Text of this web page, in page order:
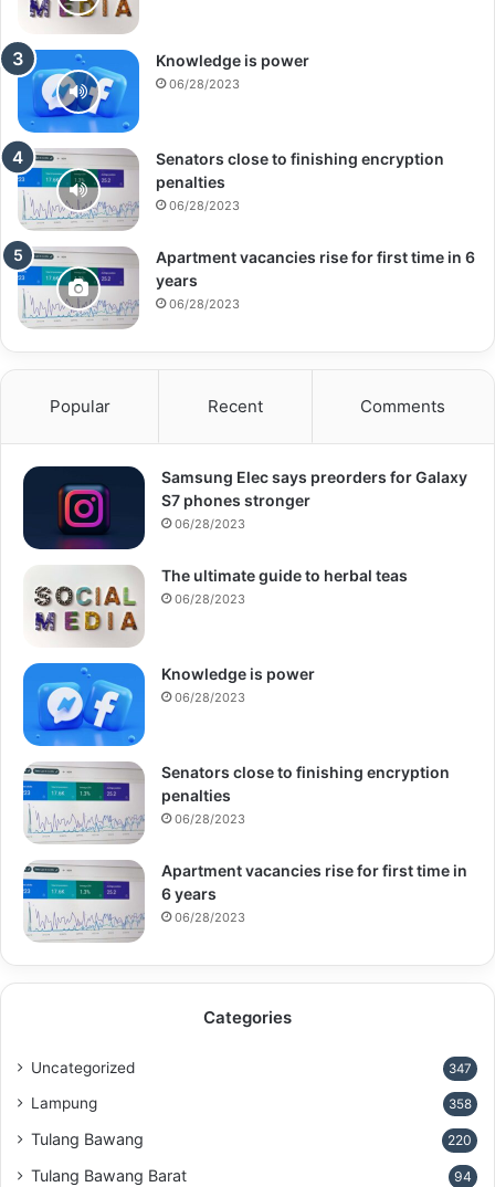
Knowledge is power
06/28/2023
Senators close to finishing encryption
penalties
06/28/2023
Apartment vacancies rise for first time in 6
years
06/28/2023
Popular Recent Comments
Samsung Elec says preorders for Galaxy
S7 phones stronger
06/28/2023
The ultimate guide to herbal teas
06/28/2023
Knowledge is power
06/28/2023
Senators close to finishing encryption
penalties
06/28/2023
Apartment vacancies rise for first time in
6 years
06/28/2023
Categories
Uncategorized 347
Lampung 358
Tulang Bawang 220
Tulang Bawang Barat 94